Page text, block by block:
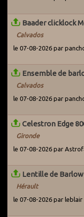
Baader clicklock
Calvados
le 07-08-2026 par
Ensemble de
Calvados
le 07-08-2026 par
Celestron Edge
Gironde
le 07-08-2026 par
Lentille de Barlow
Hérault
le 07-08-2026 par leblair